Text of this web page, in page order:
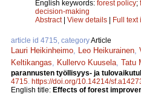
English keywords: forest policy;
decision-making
Abstract| View details | Full text
article id 4715, categoryArticle
Lauri Heikinheimo Leo Heikurainen
Keltikangas
Kullervo Kuusela Tatu
parannusten työllisyys- ja
4715 https://doi.org/10.14214/
English title: Effects of forest